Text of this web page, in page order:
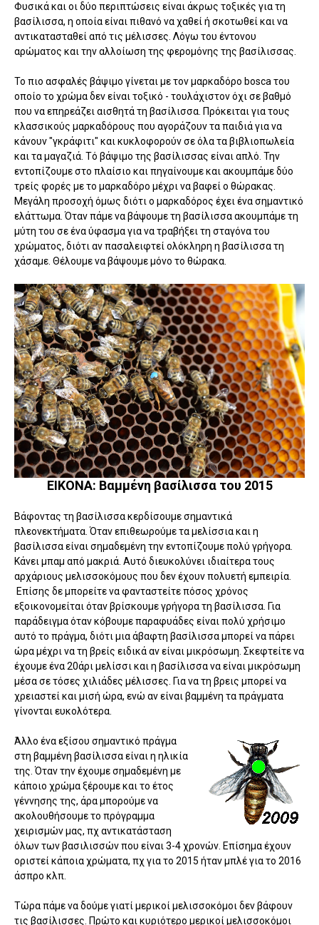
Φυσικά και οι δύο περιπτώσεις είναι άκρως τοξικές για τη
βασίλισσα, η οποία είναι πιθανό να χαθεί ή σκοτωθεί και να
αντικατασταθεί από τις μέλισσες. Λόγω του έντονου
αρώματος και την αλλοίωση της φερομόνης της βασίλισσας.
Το πιο ασφαλές βάψιμο γίνεται με τον μαρκαδόρο bosca του
οποίο το χρώμα δεν είναι τοξικό - τουλάχιστον όχι σε βαθμό
που να επηρεάζει αισθητά τη βασίλισσα. Πρόκειται για τους
κλασσικούς μαρκαδόρους που αγοράζουν τα παιδιά για να
κάνουν "γκράφιτι" και κυκλοφορούν σε όλα τα βιβλιοπωλεία
και τα μαγαζιά. Τό βάψιμο της βασίλισσας είναι απλό. Την
εντοπίζουμε στο πλαίσιο και πηγαίνουμε και ακουμπάμε δύο
τρείς φορές με το μαρκαδόρο μέχρι να βαφεί ο θώρακας.
Μεγάλη προσοχή όμως διότι ο μαρκαδόρος έχει ένα σημαντικό
ελάττωμα. Όταν πάμε να βάψουμε τη βασίλισσα ακουμπάμε τη
μύτη του σε ένα ύφασμα για να τραβήξει τη σταγόνα του
χρώματος, διότι αν πασαλειφτεί ολόκληρη η βασίλισσα τη
χάσαμε. Θέλουμε να βάψουμε μόνο το θώρακα.
ΕΙΚΟΝΑ: Βαμμένη βασίλισσα του 2015
Βάφοντας τη βασίλισσα κερδίσουμε σημαντικά
πλεονεκτήματα. Όταν επιθεωρούμε τα μελίσσια και η
βασίλισσα είναι σημαδεμένη την εντοπίζουμε πολύ γρήγορα.
Κάνει μπαμ από μακριά. Αυτό διευκολύνει ιδιαίτερα τους
αρχάριους μελισσοκόμους που δεν έχουν πολυετή εμπειρία.
Επίσης δε μπορείτε να φανταστείτε πόσος χρόνος
εξοικονομείται όταν βρίσκουμε γρήγορα τη βασίλισσα. Για
παράδειγμα όταν κόβουμε παραφυάδες είναι πολύ χρήσιμο
αυτό το πράγμα, διότι μια άβαφτη βασίλισσα μπορεί να πάρει
ώρα μέχρι να τη βρείς ειδικά αν είναι μικρόσωμη. Σκεφτείτε να
έχουμε ένα 20άρι μελίσσι και η βασίλισσα να είναι μικρόσωμη
μέσα σε τόσες χιλιάδες μέλισσες. Για να τη βρεις μπορεί να
χρειαστεί και μισή ώρα, ενώ αν είναι βαμμένη τα πράγματα
γίνονται ευκολότερα.
Άλλο ένα εξίσου σημαντικό πράγμα
στη βαμμένη βασίλισσα είναι η ηλικία
της. Όταν την έχουμε σημαδεμένη με
κάποιο χρώμα ξέρουμε και το έτος
γέννησης της, άρα μπορούμε να
ακολουθήσουμε το πρόγραμμα
χειρισμών μας, πχ αντικατάσταση
όλων των βασιλισσών που είναι 3-4 χρονών. Επίσημα έχουν
οριστεί κάποια χρώματα, πχ για το 2015 ήταν μπλέ για το 2016
άσπρο κλπ.
Τώρα πάμε να δούμε γιατί μερικοί μελισσοκόμοι δεν βάφουν
τις βασίλισσες. Πρώτο και κυριότερο μερικοί μελισσοκόμοι